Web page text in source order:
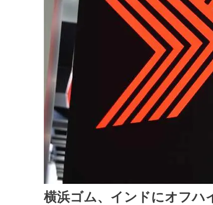
横浜ゴム、インドにオフハ